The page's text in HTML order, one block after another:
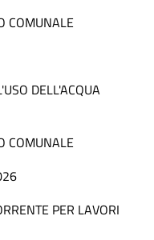
COMUNALE
DELL'ACQUA
COMUNALE
PER LAVORI